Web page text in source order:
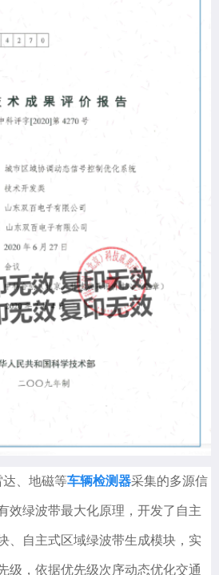
、地磁等车辆检测器采集的多源信
效绿波带最大化原理，开发了自主
、自主式区域绿波带生成模块，实
级，依据优先级次序动态优化交通